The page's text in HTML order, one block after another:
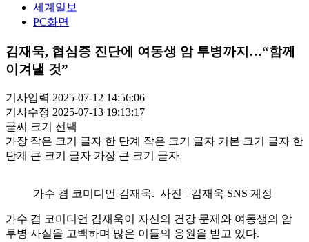
세계일보
PC화면
김재욱, 협심증 진단에 여동생 암 투병까지…“함께
이겨낼 것”
기사입력 2025-07-12 14:56:06
기사수정 2025-07-13 19:13:17
글씨 크기 선택
가장 작은 크기 글자 한 단계 작은 크기 글자 기본 크기 글자 한
단계 큰 크기 글자 가장 큰 크기 글자
가수 겸 코미디언 김재욱. 사진 =김재욱 SNS 계정
가수 겸 코미디언 김재욱이 자신의 건강 문제와 여동생의 암
투병 사실을 고백하며 많은 이들의 응원을 받고 있다.